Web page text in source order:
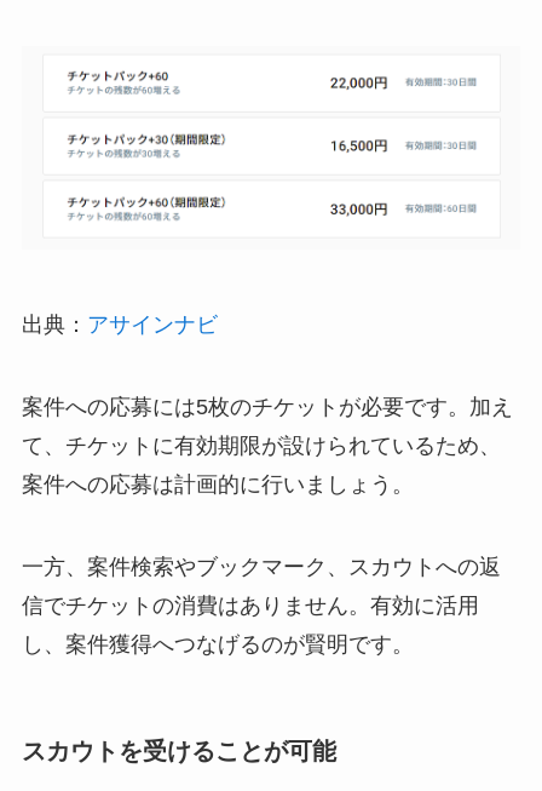
出典： アサインナビ
案件への応募には5枚のチケットが必要です。加え
て、チケットに有効期限が設けられているため、
案件への応募は計画的に行いましょう。
一方、案件検索やブックマーク、スカウトへの返
信でチケットの消費はありません。有効に活用
し、案件獲得へつなげるのが賢明です。
スカウトを受けることが可能